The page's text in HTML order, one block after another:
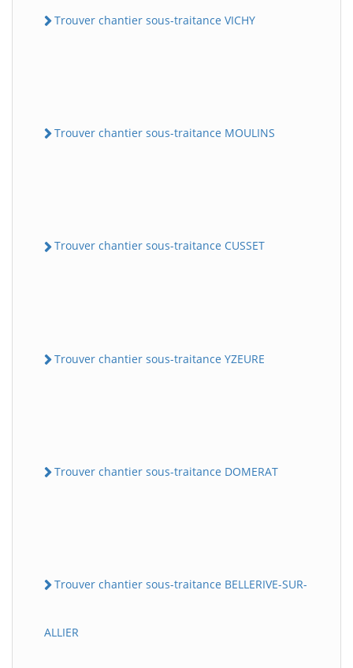
Trouver chantier sous-traitance VICHY
Trouver chantier sous-traitance MOULINS
Trouver chantier sous-traitance CUSSET
Trouver chantier sous-traitance YZEURE
Trouver chantier sous-traitance DOMERAT
Trouver chantier sous-traitance BELLERIVE-SUR-
ALLIER